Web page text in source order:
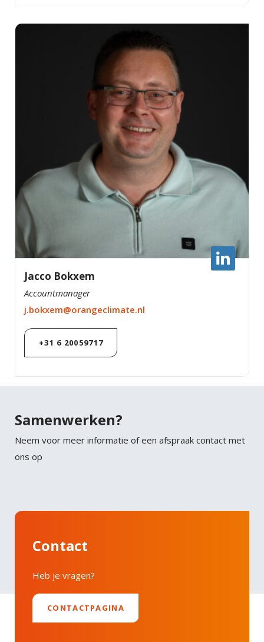
Jacco Bokxem
Accountmanager
j.bokxem@orangeclimate.nl
+31 6 20059717
Samenwerken?
Neem voor meer informatie of een afspraak contact met
ons op
Contact
Heb je vragen?
CONTACTPAGINA